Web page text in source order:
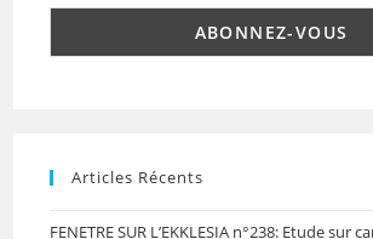
Articles Récents
FENETRE SUR L’EKKLESIA n°238: Etude sur